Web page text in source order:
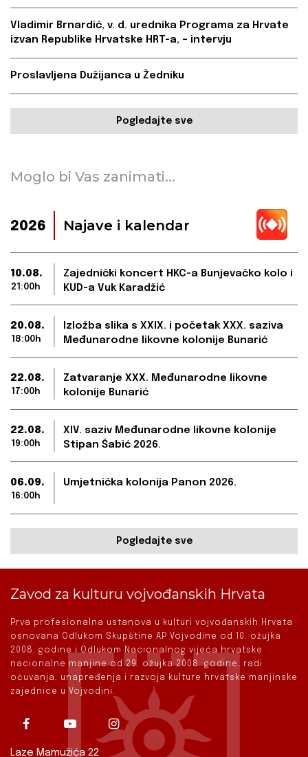
Vladimir Brnardić, v. d. urednika Programa za Hrvate
izvan Republike Hrvatske HRT-a, – intervju
Proslavljena Dužijanca u Žedniku
Pogledajte sve
Moglo bi Vas zanimati...
2026 Najave i kalendar
10.08.
21:00h
Zajednički koncert HKC-a Bunjevačko kolo i
KUD-a Vuk Karadžić
20.08.
18:00h
Izložba slika s XXIX. i početak XXX. saziva
Međunarodne likovne kolonije Bunarić
22.08.
17:00h
Zatvaranje XXX. Međunarodne likovne
kolonije Bunarić
22.08.
19:00h
XIV. saziv Međunarodne likovne kolonije
Stipan Šabić 2026.
06.09.
16:00h
Umjetnička kolonija Panon 2026.
Pogledajte sve
Zavod za kulturu vojvođanskih Hrvata
Prva profesionalna ustanova u kulturi vojvođanskih Hrvata
osnovana Odlukom Skupštine AP Vojvodine od 10. ožujka
2008. godine i Odlukom Nacionalnog vijeća hrvatske
nacionalne manjine od 29. ožujka 2008. godine, radi
očuvanja, unapređenja i razvoja kulture hrvatske manjinske
zajednice u Vojvodini.
Laze Mamužića 22